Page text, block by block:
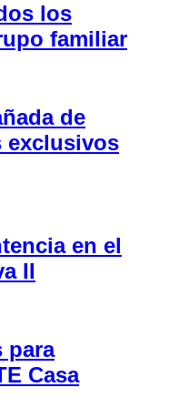
los
familiar
de
exclusivos
en el
II
para
Casa